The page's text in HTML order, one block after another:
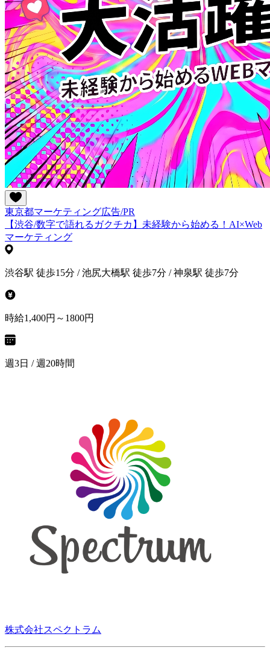
東京都マーケティング広告/PR
【渋谷/数字で語れるガクチカ】未経験から始める！AI×Web
マーケティング
渋谷駅 徒歩15分 / 池尻大橋駅 徒歩7分 / 神泉駅 徒歩7分
時給1,400円～1800円
週3日 / 週20時間
株式会社スペクトラム